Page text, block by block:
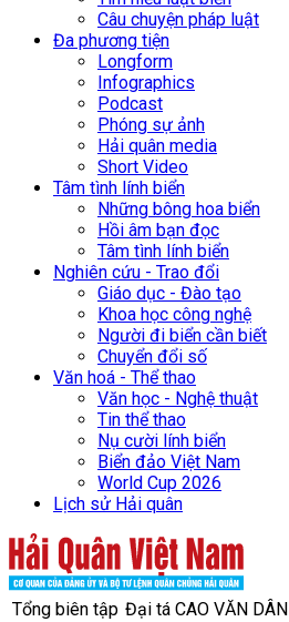
Câu chuyện pháp luật
Đa phương tiện
Longform
Infographics
Podcast
Phóng sự ảnh
Hải quân media
Short Video
Tâm tình lính biển
Những bông hoa biển
Hồi âm bạn đọc
Tâm tình lính biển
Nghiên cứu - Trao đổi
Giáo dục - Đào tạo
Khoa học công nghệ
Người đi biển cần biết
Chuyển đổi số
Văn hoá - Thể thao
Văn học - Nghệ thuật
Tin thể thao
Nụ cười lính biển
Biển đảo Việt Nam
World Cup 2026
Lịch sử Hải quân
Tổng biên tập Đại tá CAO VĂN DÂN